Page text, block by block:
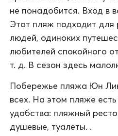
не понадобится. Вход в
Этот пляж подходит для
людей, одиноких
любителей спокойного
т. д. В сезон здесь
Побережье пляжа Юн
всех. На этом пляже
удобства: пляжный
душевые, туалеты. .